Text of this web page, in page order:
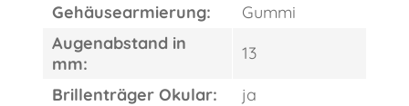
Gehäusearmierung:
Gummi
Augenabstand in
mm:
13
Brillenträger Okular:
ja